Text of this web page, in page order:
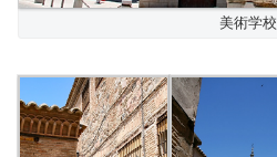
美術学校